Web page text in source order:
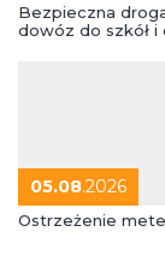
Bezpieczna
dowóz do szkół i
05.08.2026
Ostrzeżenie